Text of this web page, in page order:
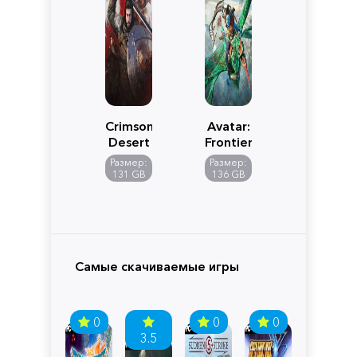
Crimson
Desert
Размер:
131 GB
Avatar:
Frontiers
of
Pandora
Размер:
136 GB
Самые скачиваемые игры
0
3.5
0 0